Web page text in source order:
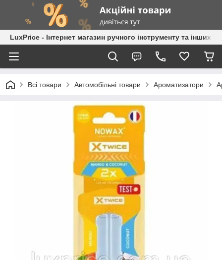
LuxPrice - Інтернет магазин ручного інструменту та інших
Всі товари Автомобільні товари Ароматизатори